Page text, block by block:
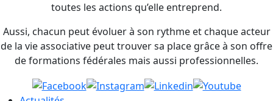
toutes les actions qu’elle entreprend.
Aussi, chacun peut évoluer à son rythme et chaque acteur
de la vie associative peut trouver sa place grâce à son offre
de formations fédérales mais aussi professionnelles.